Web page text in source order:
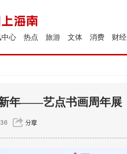
财经
消费
文体
旅游
热点
心
年——艺点书画周年展